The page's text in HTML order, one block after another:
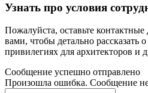
Узнать про условия
Пожалуйста, оставьте
вами, чтобы детально рассказать
привилегиях для архитекторов и
Сообщение успешно отправлено
Произошла ошибка. Сообщение